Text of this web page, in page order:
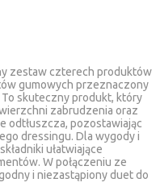
zestaw czterech produktów
gumowych przeznaczony
To skuteczny produkt, który
zabrudzenia oraz
odtłuszcza, pozostawiając
dressingu. Dla wygody i
ułatwiające
W połączeniu ze
i niezastąpiony duet do